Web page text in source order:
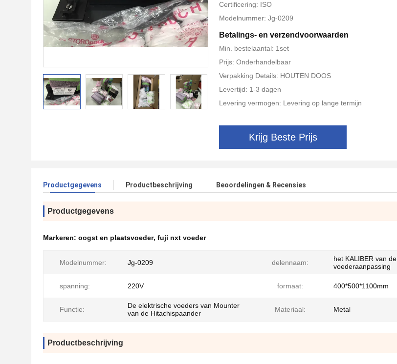
Certificering: ISO
Modelnummer: Jg-0209
Betalings- en verzendvoorwaarden
Min. bestelaantal: 1set
Prijs: Onderhandelbaar
Verpakking Details: HOUTEN DOOS
Levertijd: 1-3 dagen
Levering vermogen: Levering op lange termijn
Krijg Beste Prijs
Productgegevens Productbeschrijving Beoordelingen & Recensies
Productgegevens
Markeren: oogst en plaatsvoeder, fuji nxt voeder
Modelnummer: Jg-0209 delennaam:
het KALIBER van de
voederaanpassing
spanning: 220V formaat: 400*500*1100mm
Functie:
De elektrische voeders van Mounter
van de Hitachispaander
Materiaal: Metal
Productbeschrijving